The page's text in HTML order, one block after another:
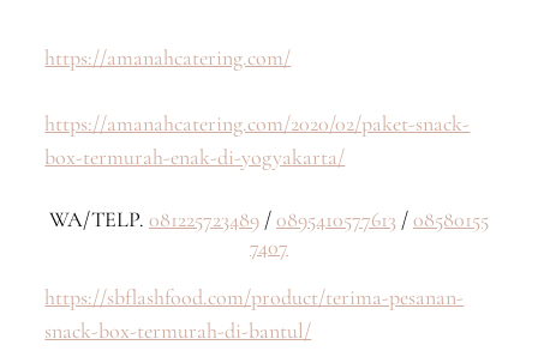
https://amanahcatering.com/
https://amanahcatering.com/2020/02/paket-snack-
box-termurah-enak-di-yogyakarta/
WA/TELP. 081225723489 /0895410577613 /08580155
7407
https://sbflashfood.com/product/terima-pesanan-
snack-box-termurah-di-bantul/